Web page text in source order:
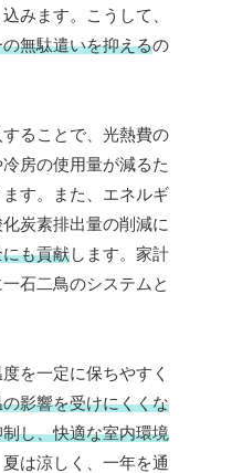
みます。こうして、
無駄遣いを抑えるの
ることで、光熱費の
房の使用量が減るた
す。また、エネルギ
炭素排出量の削減に
も貢献します。家計
石二鳥のシステムと
を一定に保ちやすく
影響を受けにくくな
し、快適な室内環境
は涼しく、一年を通